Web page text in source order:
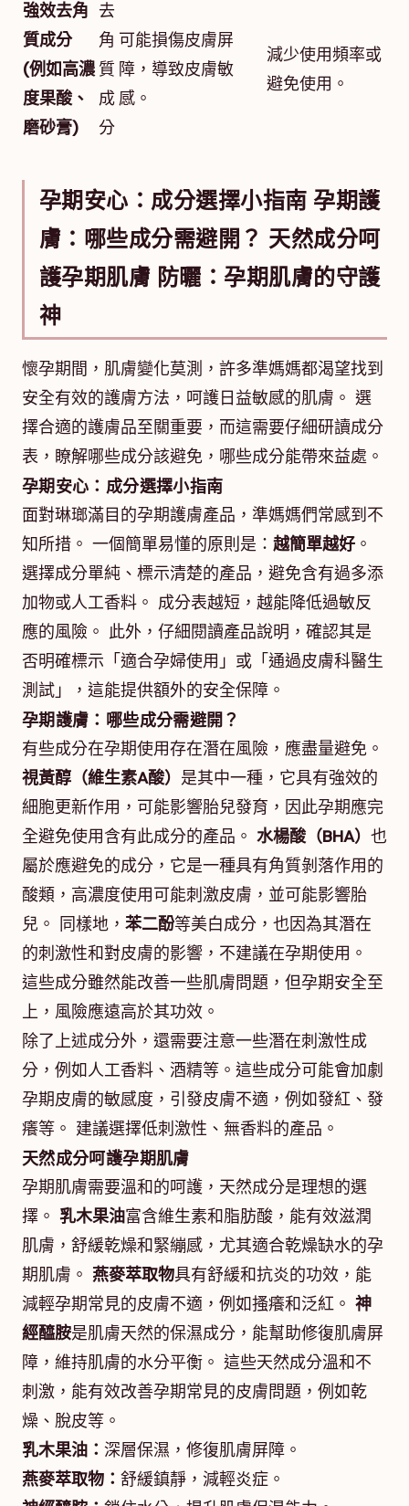
強效去角
質成分
(例如高濃
度果酸、
磨砂膏)
去
角
質
成
分
可能損傷皮膚屏
障，導致皮膚敏
感。
減少使用頻率或
避免使用。
孕期安心：成分選擇小指南 孕期護
膚：哪些成分需避開？ 天然成分呵
護孕期肌膚 防曬：孕期肌膚的守護
神
懷孕期間，肌膚變化莫測，許多準媽媽都渴望找到
安全有效的護膚方法，呵護日益敏感的肌膚。 選
擇合適的護膚品至關重要，而這需要仔細研讀成分
表，瞭解哪些成分該避免，哪些成分能帶來益處。
孕期安心：成分選擇小指南
面對琳瑯滿目的孕期護膚產品，準媽媽們常感到不
知所措。 一個簡單易懂的原則是： 越簡單越好 。
選擇成分單純、標示清楚的產品，避免含有過多添
加物或人工香料。 成分表越短，越能降低過敏反
應的風險。 此外，仔細閱讀產品說明，確認其是
否明確標示「適合孕婦使用」或「通過皮膚科醫生
測試」，這能提供額外的安全保障。
孕期護膚：哪些成分需避開？
有些成分在孕期使用存在潛在風險，應盡量避免。
視黃醇（維生素A酸） 是其中一種，它具有強效的
細胞更新作用，可能影響胎兒發育，因此孕期應完
全避免使用含有此成分的產品。 水楊酸（BHA） 也
屬於應避免的成分，它是一種具有角質剝落作用的
酸類，高濃度使用可能刺激皮膚，並可能影響胎
兒。 同樣地， 苯二酚等美白成分，也因為其潛在
的刺激性和對皮膚的影響，不建議在孕期使用。
這些成分雖然能改善一些肌膚問題，但孕期安全至
上，風險應遠高於其功效。
除了上述成分外，還需要注意一些潛在刺激性成
分，例如人工香料、酒精等。這些成分可能會加劇
孕期皮膚的敏感度，引發皮膚不適，例如發紅、發
癢等。 建議選擇低刺激性、無香料的產品。
天然成分呵護孕期肌膚
孕期肌膚需要溫和的呵護，天然成分是理想的選
擇。 乳木果油富含維生素和脂肪酸，能有效滋潤
肌膚，舒緩乾燥和緊繃感，尤其適合乾燥缺水的孕
期肌膚。 燕麥萃取物具有舒緩和抗炎的功效，能
減輕孕期常見的皮膚不適，例如搔癢和泛紅。 神
經醯胺是肌膚天然的保濕成分，能幫助修復肌膚屏
障，維持肌膚的水分平衡。 這些天然成分溫和不
刺激，能有效改善孕期常見的皮膚問題，例如乾
燥、脫皮等。
乳木果油： 深層保濕，修復肌膚屏障。
燕麥萃取物： 舒緩鎮靜，減輕炎症。